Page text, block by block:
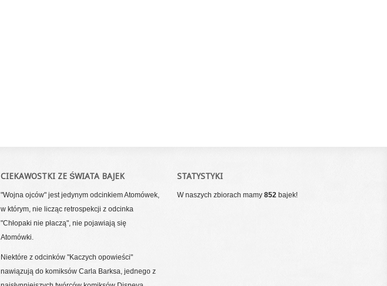
CIEKAWOSTKI ZE ŚWIATA BAJEK
"Wojna ojców" jest jedynym odcinkiem Atomówek,
w którym, nie licząc retrospekcji z odcinka
"Chłopaki nie płaczą", nie pojawiają się
Atomówki.
Niektóre z odcinków "Kaczych opowieści"
nawiązują do komiksów Carla Barksa, jednego z
STATYSTYKI
W naszych zbiorach mamy 852 bajek!